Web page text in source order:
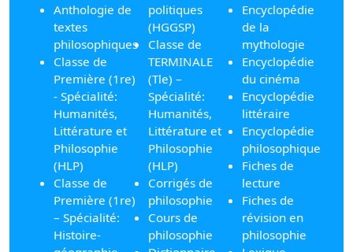
Anthologie de
textes
philosophiques
Classe de
Première (1re)
- Spécialité:
Humanités,
Littérature et
Philosophie
(HLP)
Classe de
Première (1re)
– Spécialité:
Histoire-
politiques
(HGGSP)
Classe de
TERMINALE
(Tle) –
Spécialité:
Humanités,
Littérature et
Philosophie
(HLP)
Corrigés de
philosophie
Cours de
philosophie
Encyclopédie
de la
mythologie
Encyclopédie
du cinéma
Encyclopédie
littéraire
Encyclopédie
philosophique
Fiches de
lecture
Fiches de
révision en
philosophie